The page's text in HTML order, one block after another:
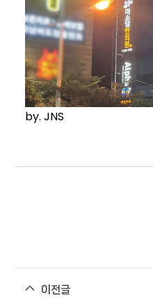
by. JNS
이전글